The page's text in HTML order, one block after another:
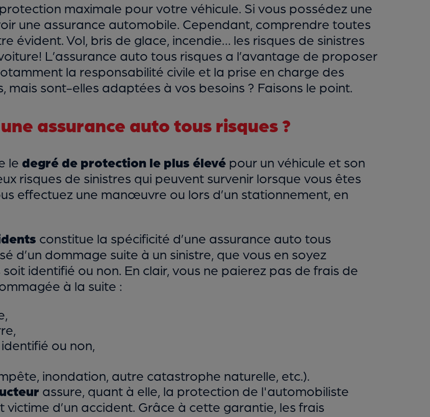
maximale pour votre véhicule. Si vous possédez une
une assurance automobile. Cependant, comprendre toutes
évident. Vol, bris de glace, incendie… les risques de sinistres
L’assurance auto tous risques a l’avantage de proposer
la responsabilité civile et la prise en charge des
mais sont-elles adaptées à vos besoins ? Faisons le point.
assurance auto tous risques ?
le degré de protection le plus élevé pour un véhicule et son
risques de sinistres qui peuvent survenir lorsque vous êtes
effectuez une manœuvre ou lors d’un stationnement, en
constitue la spécificité d’une assurance auto tous
d’un dommage suite à un sinistre, que vous en soyez
identifié ou non. En clair, vous ne paierez pas de frais de
à la suite :
ou non,
inondation, autre catastrophe naturelle, etc.).
assure, quant à elle, la protection de l'automobiliste
victime d’un accident. Grâce à cette garantie, les frais